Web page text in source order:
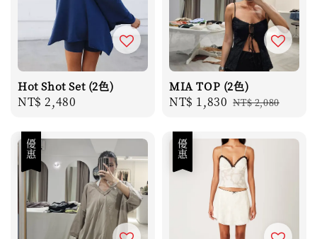
Hot Shot Set (2色)
Regular
NT$ 2,480
MIA TOP (2色)
Sale
NT$ 1,830 Regular
NT$ 2,080
優惠 優惠